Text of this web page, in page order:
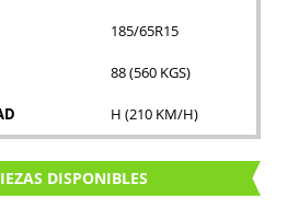
185/65R15
88 (560 KGS)
H (210 KM/H)
DISPONIBLES